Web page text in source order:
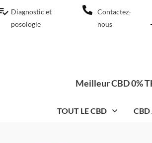
Diagnostic et
posologie
Contactez-
nous
Meilleur CBD 0%
TOUT LE CBD